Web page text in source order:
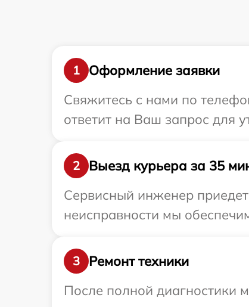
1
Оформление заявки
Свяжитесь с нами по
ответит на Ваш запрос для
2
Выезд курьера за 35
Сервисный инженер
неисправности мы
3
Ремонт техники
После полной диагностики